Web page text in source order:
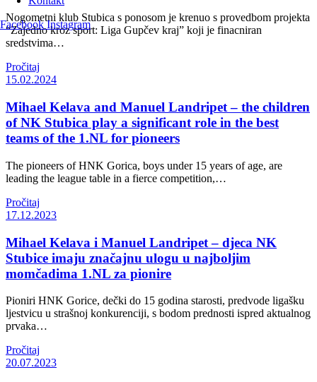
Facebook Instagram
Nogometni klub Stubica s ponosom je krenuo s provedbom projekta
“Zajedno kroz sport: Liga Gupčev kraj” koji je finacniran
sredstvima…
Pročitaj
15.02.2024
Mihael Kelava and Manuel Landripet – the children
of NK Stubica play a significant role in the best
teams of the 1.NL for pioneers
The pioneers of HNK Gorica, boys under 15 years of age, are
leading the league table in a fierce competition,…
Pročitaj
17.12.2023
Mihael Kelava i Manuel Landripet – djeca NK
Stubice imaju značajnu ulogu u najboljim
momčadima 1.NL za pionire
Pioniri HNK Gorice, dečki do 15 godina starosti, predvode ligašku
ljestvicu u strašnoj konkurenciji, s bodom prednosti ispred aktualnog
prvaka…
Pročitaj
20.07.2023